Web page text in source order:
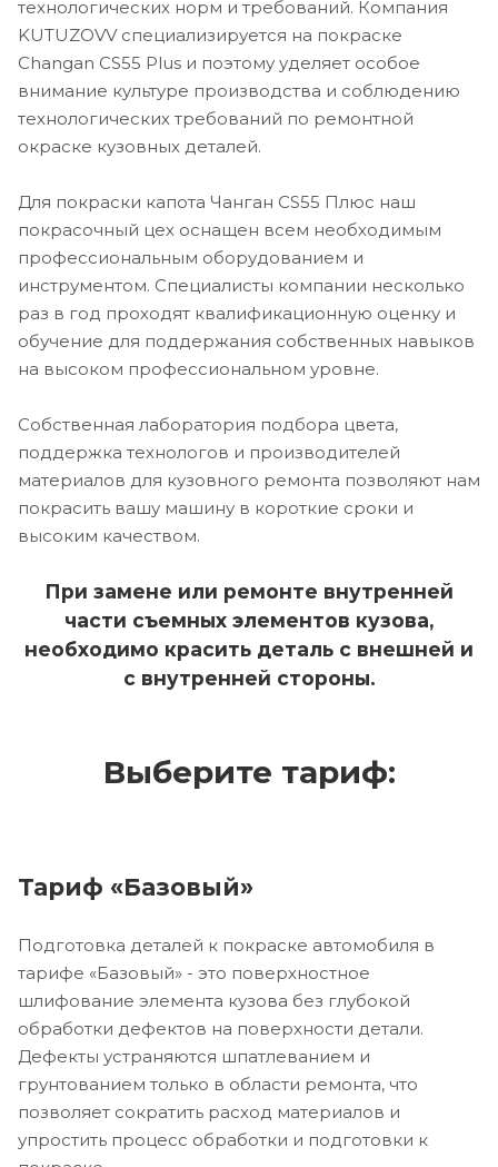
технологических норм и требований. Компания
KUTUZOVV специализируется на покраске
Changan CS55 Plus и поэтому уделяет особое
внимание культуре производства и соблюдению
технологических требований по ремонтной
окраске кузовных деталей.
Для покраски капота Чанган CS55 Плюс наш
покрасочный цех оснащен всем необходимым
профессиональным оборудованием и
инструментом. Специалисты компании несколько
раз в год проходят квалификационную оценку и
обучение для поддержания собственных навыков
на высоком профессиональном уровне.
Собственная лаборатория подбора цвета,
поддержка технологов и производителей
материалов для кузовного ремонта позволяют нам
покрасить вашу машину в короткие сроки и
высоким качеством.
При замене или ремонте внутренней
части съемных элементов кузова,
необходимо красить деталь с внешней и
с внутренней стороны.
Выберите тариф:
Тариф «Базовый»
Подготовка деталей к покраске автомобиля в
тарифе «Базовый» - это поверхностное
шлифование элемента кузова без глубокой
обработки дефектов на поверхности детали.
Дефекты устраняются шпатлеванием и
грунтованием только в области ремонта, что
позволяет сократить расход материалов и
упростить процесс обработки и подготовки к